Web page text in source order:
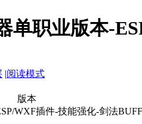
单职业版本-
|阅读模式
版本
WXF插件-技能强化-剑法